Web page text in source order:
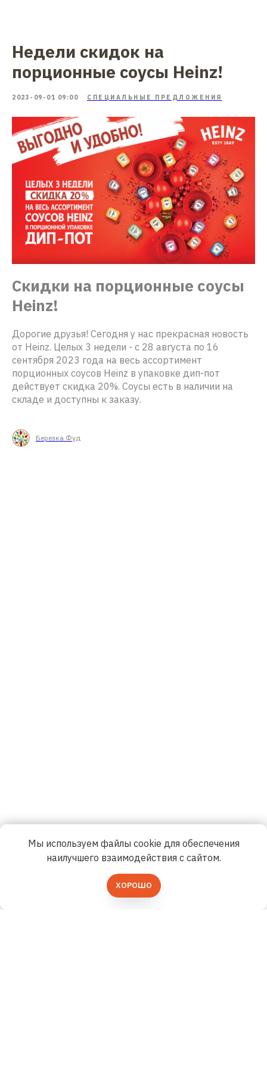
Недели скидок на
порционные соусы Heinz!
2023-09-01 09:00 СПЕЦИАЛЬНЫЕ ПРЕДЛОЖЕНИЯ
Скидки на порционные соусы
Heinz!
Дорогие друзья! Сегодня у нас прекрасная новость
от Heinz. Целых 3 недели - с 28 августа по 16
сентября 2023 года на весь ассортимент
порционных соусов Heinz в упаковке дип-пот
действует скидка 20%. Соусы есть в наличии на
складе и доступны к заказу.
Березка Фуд
Мы используем файлы cookie для обеспечения
наилучшего взаимодействия с сайтом.
ХОРОШО